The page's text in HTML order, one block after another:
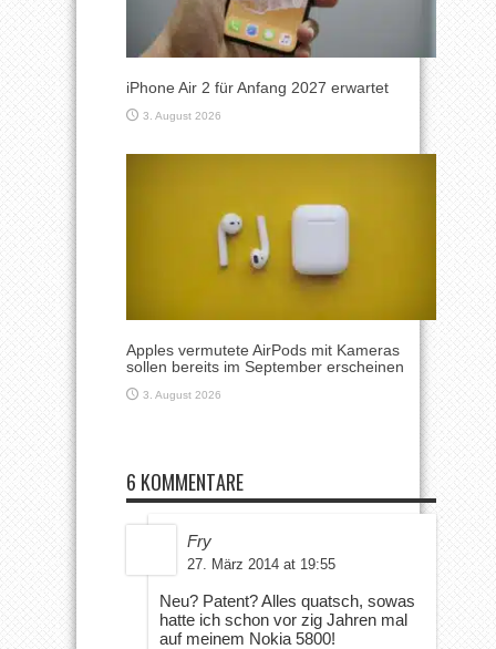
iPhone Air 2 für Anfang 2027 erwartet
3. August 2026
Apples vermutete AirPods mit Kameras
sollen bereits im September erscheinen
3. August 2026
6 KOMMENTARE
Fry
27. März 2014 at 19:55
Neu? Patent? Alles quatsch, sowas
hatte ich schon vor zig Jahren mal
auf meinem Nokia 5800!